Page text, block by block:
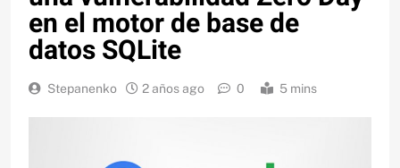
en el motor de base de
datos SQLite
Stepanenko 2 años ago 0 5 mins